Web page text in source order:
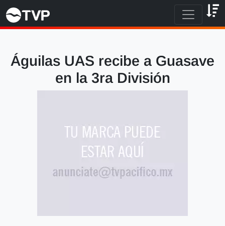
Águilas UAS recibe a Guasave
en la 3ra División